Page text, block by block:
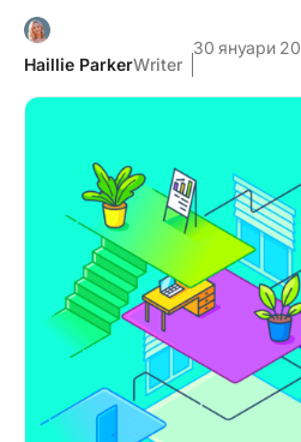
Haillie ParkerWriter
30 януари